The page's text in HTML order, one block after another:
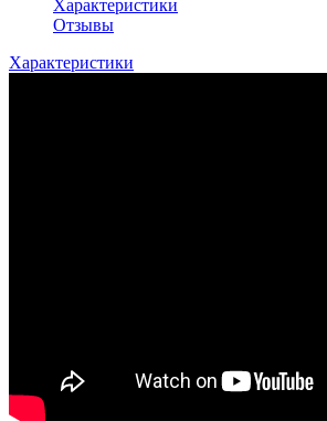
Характеристики
Отзывы
Характеристики